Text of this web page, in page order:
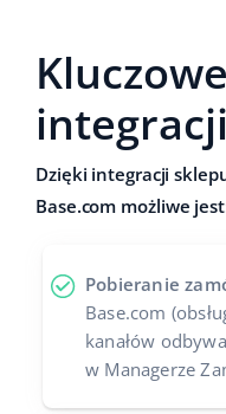
Dzięki integracji
Base.com możliwe
Pobieranie
Base.com
kanałów
w Managerze